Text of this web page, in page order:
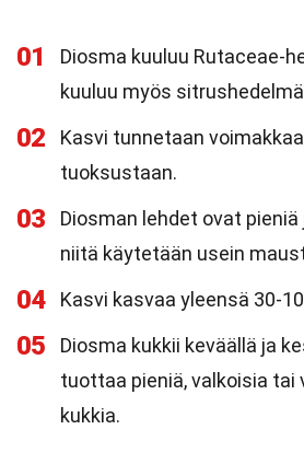
01
Diosma kuuluu Rutaceae-
kuuluu myös
02
Kasvi tunnetaan
tuoksustaan.
03
Diosman lehdet ovat pieniä
niitä käytetään usein
04 Kasvi kasvaa yleensä 30-
05
Diosma kukkii keväällä ja
tuottaa pieniä, valkoisia tai
kukkia.